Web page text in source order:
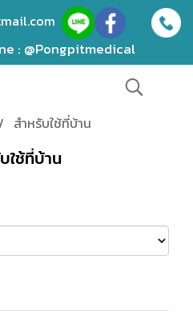
: @Pongpitmedical
สำหรับใช้ที่บ้าน
ใช้ที่บ้าน